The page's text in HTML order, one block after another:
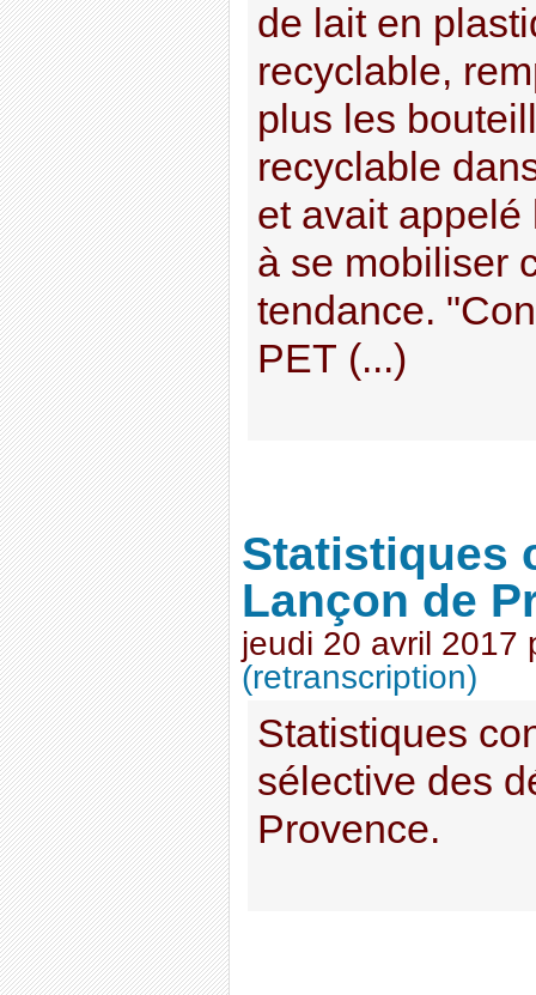
de lait en
recyclable,
plus les
recyclable
et avait
à se mobiliser
tendance.
PET (...)
Statistiques
Lançon de
jeudi 20 avril 2017
(retranscription)
Statistiques
sélective des
Provence.